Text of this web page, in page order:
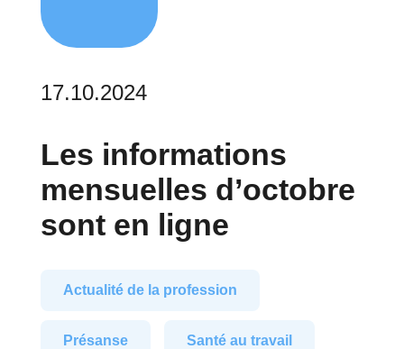
17.10.2024
Les informations
mensuelles d’octobre
sont en ligne
Actualité de la profession
Présanse Santé au travail